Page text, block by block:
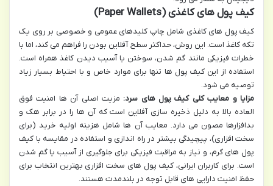
کیف پول های کاغذی (Paper Wallets)
کیف پول های کاغذی شامل چاپ کلیدهای عمومی و خصوصی بر روی یک
تکه کاغذ است. این روش، حداکثر سطح آفلاین بودن را فراهم می کند، اما با
خطرات فیزیکی مانند گم شدن، سوختن یا آسیب دیدن کاغذ همراه است.
استفاده از این کیف پول ها تنها برای موارد خاص و با احتیاط بسیار زیاد
توصیه می شود.
مزایا و معایب کلی کیف پول های سرد: مزیت اصلی آن ها امنیت فوق
العاده بالا به دلیل ذخیره سازی آفلاین است که آن ها را در برابر هک و
بدافزارها مصون می دارد. معایب آن ها شامل هزینه اولیه خرید (برای
سخت افزاری)، پیچیدگی بیشتر در راه اندازی و استفاده در مقایسه با کیف
پول های گرم، و نیاز به مراقبت فیزیکی برای جلوگیری از آسیب یا گم شدن
است. برای کاربران ایرانی، کیف پول های سخت افزاری بهترین انتخاب برای
حفظ امنیت دارایی های قابل توجه در بلندمدت هستند.